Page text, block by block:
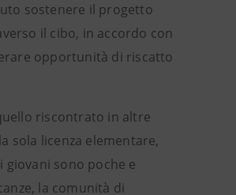
sostenere il progetto
il cibo, in accordo con
opportunità di riscatto
riscontrato in altre
sola licenza elementare,
sono poche e
la comunità di